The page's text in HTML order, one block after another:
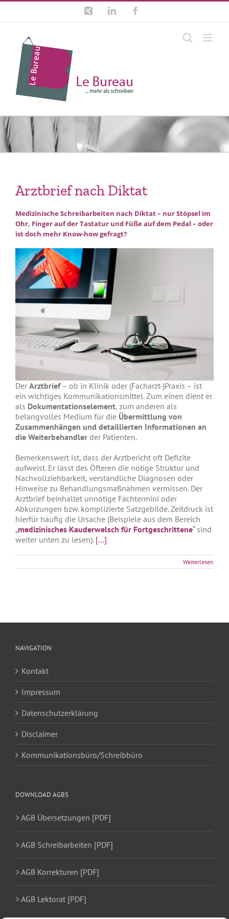
Zum
springen
Xing LinkedIn
Arztbrief nach Diktat
Medizinische Schreibarbeiten nach Diktat – nur Stöpsel im
Ohr, Finger auf der Tastatur und Füße auf dem Pedal – oder
ist doch mehr Know-how gefragt?
Der Arztbrief– ob in Klinik oder (Facharzt-)Praxis – ist
ein wichtiges Kommunikationsmittel. Zum einen dient er
als Dokumentationselement, zum anderen als
belangvolles Medium für die Übermittlung von
Zusammenhängen und detaillierten Informationen an
die Weiterbehandler der Patienten.
Bemerkenswert ist, dass der Arztbericht oft Defizite
aufweist. Er lässt des Öfteren die nötige Struktur und
Nachvollziehbarkeit, verständliche Diagnosen oder
Hinweise zu Behandlungsmaßnahmen vermissen. Der
Arztbrief beinhaltet unnötige Fachtermini oder
Abkürzungen bzw. komplizierte Satzgebilde. Zeitdruck ist
hierfür häufig die Ursache (Beispiele aus dem Bereich
„medizinisches Kauderwelsch für Fortgeschrittene“ sind
weiter unten zu lesen). […]
Weiterlesen
NAVIGATION
Kontakt
Impressum
Datenschutzerklärung
Disclaimer
Kommunikationsbüro/Schreibbüro
DOWNLOAD AGBS
> AGB Übersetzungen [PDF]
> AGB Schreibarbeiten [PDF]
> AGB Korrekturen [PDF]
> AGB Lektorat [PDF]